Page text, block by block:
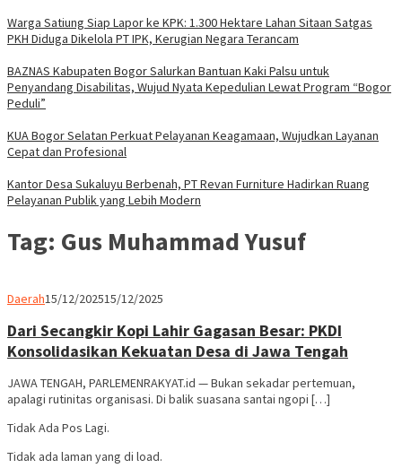
Warga Satiung Siap Lapor ke KPK: 1.300 Hektare Lahan Sitaan Satgas
PKH Diduga Dikelola PT IPK, Kerugian Negara Terancam
BAZNAS Kabupaten Bogor Salurkan Bantuan Kaki Palsu untuk
Penyandang Disabilitas, Wujud Nyata Kepedulian Lewat Program “Bogor
Peduli”
KUA Bogor Selatan Perkuat Pelayanan Keagamaan, Wujudkan Layanan
Cepat dan Profesional
Kantor Desa Sukaluyu Berbenah, PT Revan Furniture Hadirkan Ruang
Pelayanan Publik yang Lebih Modern
Tag: Gus Muhammad Yusuf
DaerahParlemen
15/12/202515/12/2025
Dari Secangkir Kopi Lahir Gagasan Besar: PKDI
Konsolidasikan Kekuatan Desa di Jawa Tengah
JAWA TENGAH, PARLEMENRAKYAT.id — Bukan sekadar pertemuan,
apalagi rutinitas organisasi. Di balik suasana santai ngopi […]
Tidak Ada Pos Lagi.
Tidak ada laman yang di load.